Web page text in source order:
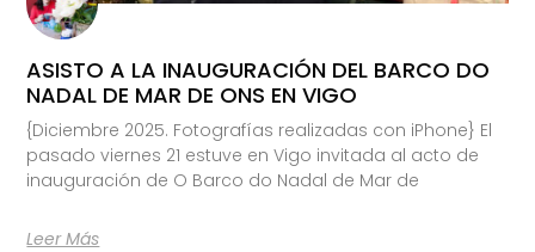
ASISTO A LA INAUGURACIÓN DEL BARCO DO
NADAL DE MAR DE ONS EN VIGO
{Diciembre 2025. Fotografías realizadas con iPhone} El
pasado viernes 21 estuve en Vigo invitada al acto de
inauguración de O Barco do Nadal de Mar de
Leer Más